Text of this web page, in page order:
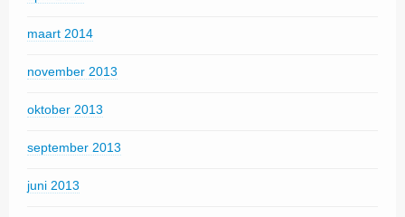
maart 2014
november 2013
oktober 2013
september 2013
juni 2013